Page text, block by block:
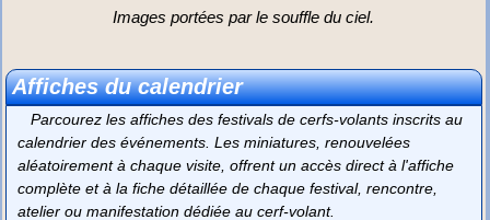
Images portées par le souffle du ciel.
Affiches du calendrier
Parcourez les affiches des festivals de cerfs-volants inscrits au
calendrier des événements. Les miniatures, renouvelées
aléatoirement à chaque visite, offrent un accès direct à l'affiche
complète et à la fiche détaillée de chaque festival, rencontre,
atelier ou manifestation dédiée au cerf-volant.